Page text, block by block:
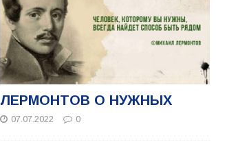
ЛЕРМОНТОВ О НУЖНЫХ
07.07.2022 0